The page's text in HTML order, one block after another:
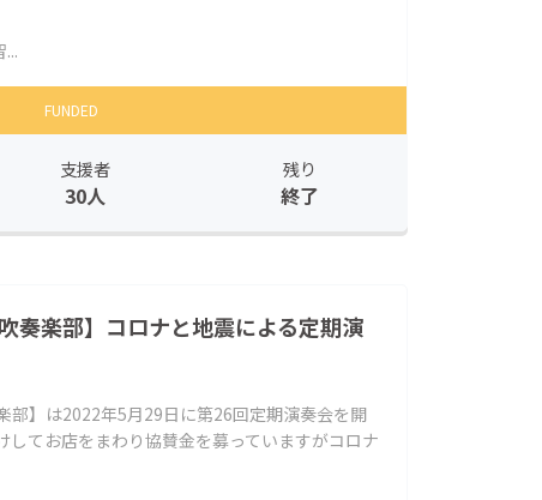
FUNDED
支援者
30人
残り
終了
奏楽部】コロナと地震による定期演
部】は2022年5月29日に第26回定期演奏会を開
してお店をまわり協賛金を募っていますがコロナ